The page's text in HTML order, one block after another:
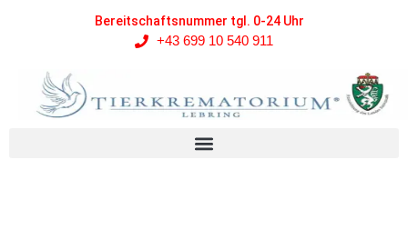
Bereitschaftsnummer tgl. 0-24 Uhr
+43 699 10 540 911